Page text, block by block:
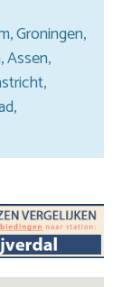
Groningen,
Assen,